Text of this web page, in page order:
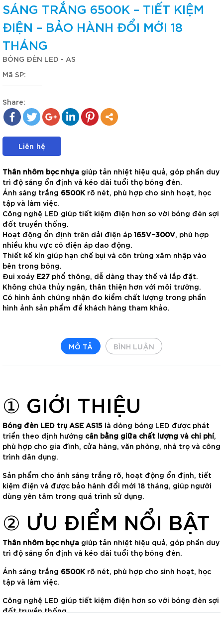
SÁNG TRẮNG 6500K – TIẾT KIỆM
ĐIỆN – BẢO HÀNH ĐỔI MỚI 18
THÁNG
BÓNG ĐÈN LED - AS
Mã SP:
Share:
Liên hệ
Thân nhôm bọc nhựa giúp tản nhiệt hiệu quả, góp phần duy
trì độ sáng ổn định và kéo dài tuổi thọ bóng đèn.
Ánh sáng trắng 6500K rõ nét, phù hợp cho sinh hoạt, học
tập và làm việc.
Công nghệ LED giúp tiết kiệm điện hơn so với bóng đèn sợi
đốt truyền thống.
Hoạt động ổn định trên dải điện áp 165V–300V, phù hợp
nhiều khu vực có điện áp dao động.
Thiết kế kín giúp hạn chế bụi và côn trùng xâm nhập vào
bên trong bóng.
Đui xoáy E27 phổ thông, dễ dàng thay thế và lắp đặt.
Không chứa thủy ngân, thân thiện hơn với môi trường.
Có hình ảnh chứng nhận đo kiểm chất lượng trong phần
hình ảnh sản phẩm để khách hàng tham khảo.
MÔ TẢ BÌNH LUẬN
① GIỚI THIỆU
Bóng đèn LED trụ ASE AS15 là dòng bóng LED được phát
triển theo định hướng cân bằng giữa chất lượng và chi phí,
phù hợp cho gia đình, cửa hàng, văn phòng, nhà trọ và công
trình dân dụng.
Sản phẩm cho ánh sáng trắng rõ, hoạt động ổn định, tiết
kiệm điện và được bảo hành đổi mới 18 tháng, giúp người
dùng yên tâm trong quá trình sử dụng.
② ƯU ĐIỂM NỔI BẬT
Thân nhôm bọc nhựa giúp tản nhiệt hiệu quả, góp phần duy
trì độ sáng ổn định và kéo dài tuổi thọ bóng đèn.
Ánh sáng trắng 6500K rõ nét, phù hợp cho sinh hoạt, học
tập và làm việc.
Công nghệ LED giúp tiết kiệm điện hơn so với bóng đèn sợi
đốt truyền thống.